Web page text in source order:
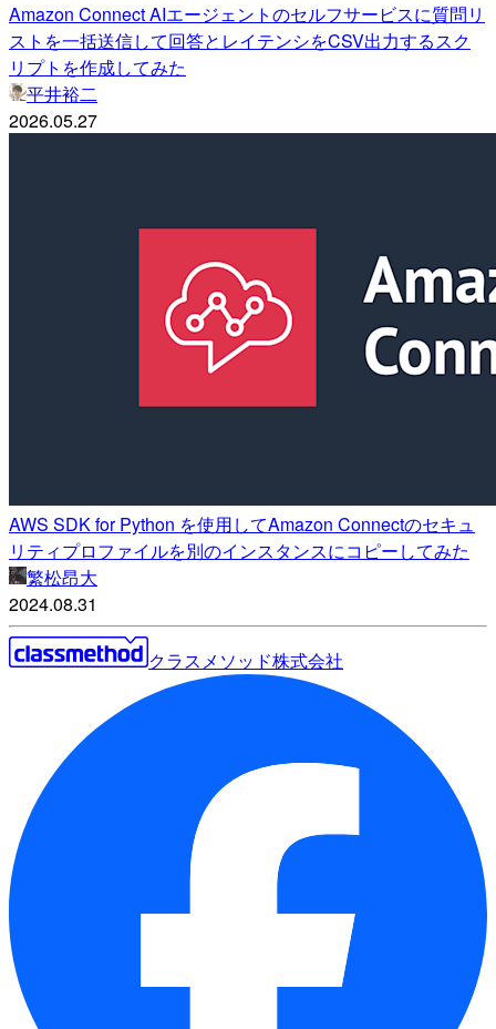
Amazon Connect AIエージェントのセルフサービスに質問リ
ストを一括送信して回答とレイテンシをCSV出力するスク
リプトを作成してみた
平井裕二
2026.05.27
AWS SDK for Python を使用してAmazon Connectのセキュ
リティプロファイルを別のインスタンスにコピーしてみた
繁松昂大
2024.08.31
クラスメソッド株式会社